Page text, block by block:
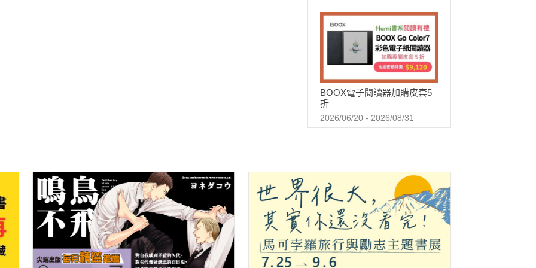
BOOX電子閱讀器加購皮套5
折
2026/06/20 - 2026/08/31